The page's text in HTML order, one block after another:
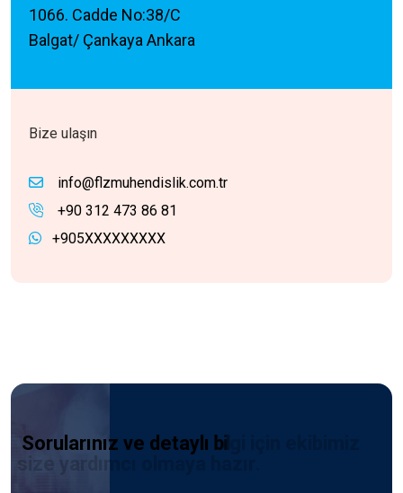
1066. Cadde No:38/C
Balgat/ Çankaya Ankara
Bize ulaşın
info@flzmuhendislik.com.tr
+90 312 473 86 81
+905XXXXXXXXX
Soru arınız ve d etay ı bil
s
z e y m